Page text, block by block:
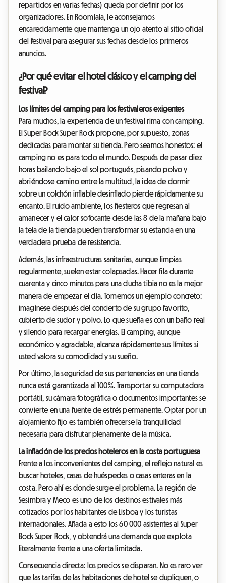
repartidos en varias fechas) queda por definir por los
organizadores. En Roomlala, le aconsejamos
encarecidamente que mantenga un ojo atento al sitio oficial
del festival para asegurar sus fechas desde los primeros
anuncios.
¿Por qué evitar el hotel clásico y el camping del
festival?
Los límites del camping para los festivaleros exigentes
Para muchos, la experiencia de un festival rima con camping.
El Super Bock Super Rock propone, por supuesto, zonas
dedicadas para montar su tienda. Pero seamos honestos: el
camping no es para todo el mundo. Después de pasar diez
horas bailando bajo el sol portugués, pisando polvo y
abriéndose camino entre la multitud, la idea de dormir
sobre un colchón inflable desinflado pierde rápidamente su
encanto. El ruido ambiente, los fiesteros que regresan al
amanecer y el calor sofocante desde las 8 de la mañana bajo
la tela de la tienda pueden transformar su estancia en una
verdadera prueba de resistencia.
Además, las infraestructuras sanitarias, aunque limpias
regularmente, suelen estar colapsadas. Hacer fila durante
cuarenta y cinco minutos para una ducha tibia no es la mejor
manera de empezar el día. Tomemos un ejemplo concreto:
imagínese después del concierto de su grupo favorito,
cubierto de sudor y polvo. Lo que sueña es con un baño real
y silencio para recargar energías. El camping, aunque
económico y agradable, alcanza rápidamente sus límites si
usted valora su comodidad y su sueño.
Por último, la seguridad de sus pertenencias en una tienda
nunca está garantizada al 100%. Transportar su computadora
portátil, su cámara fotográfica o documentos importantes se
convierte en una fuente de estrés permanente. Optar por un
alojamiento fijo es también ofrecerse la tranquilidad
necesaria para disfrutar plenamente de la música.
La inflación de los precios hoteleros en la costa portuguesa
Frente a los inconvenientes del camping, el reflejo natural es
buscar hoteles, casas de huéspedes o casas enteras en la
costa. Pero ahí es donde surge el problema. La región de
Sesimbra y Meco es uno de los destinos estivales más
cotizados por los habitantes de Lisboa y los turistas
internacionales. Añada a esto los 60 000 asistentes al Super
Bock Super Rock, y obtendrá una demanda que explota
literalmente frente a una oferta limitada.
Consecuencia directa: los precios se disparan. No es raro ver
que las tarifas de las habitaciones de hotel se dupliquen, o